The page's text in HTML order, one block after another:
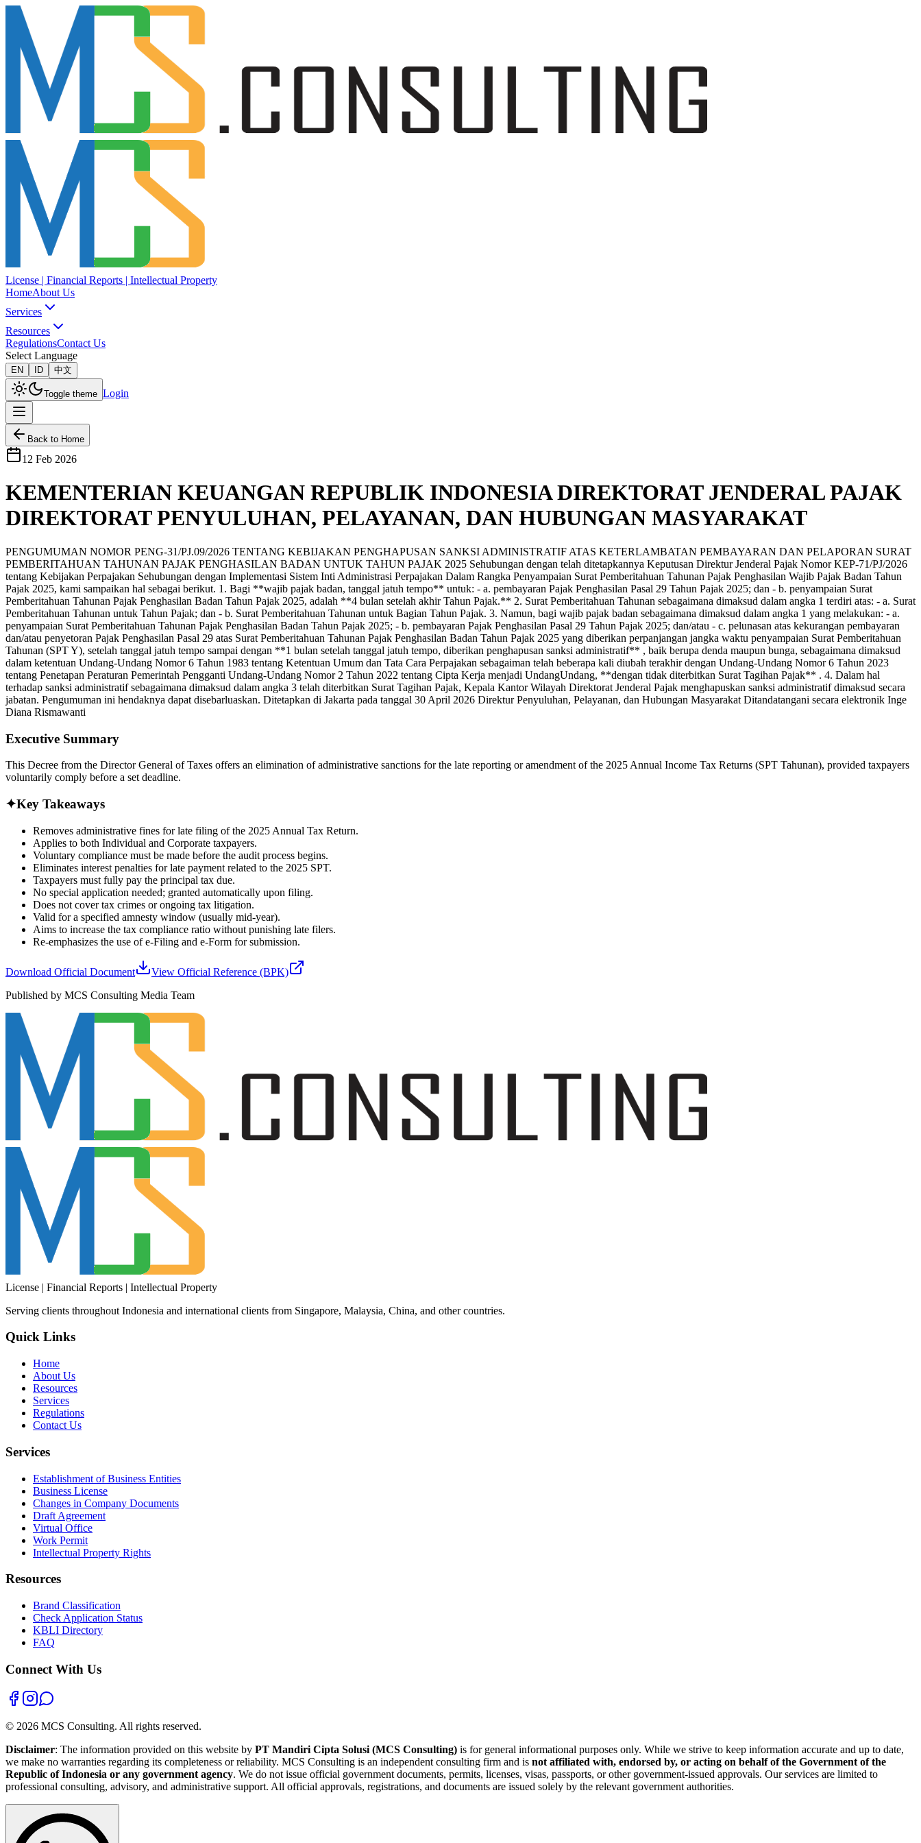
License | Financial Reports | Intellectual Property
HomeAbout Us
Services
Resources
RegulationsContact Us
Select Language
EN ID 中文
Toggle theme Login
Back to Home
12 Feb 2026
KEMENTERIAN KEUANGAN REPUBLIK INDONESIA DIREKTORAT JENDERAL PAJAK
DIREKTORAT PENYULUHAN, PELAYANAN, DAN HUBUNGAN MASYARAKAT
PENGUMUMAN NOMOR PENG-31/PJ.09/2026 TENTANG KEBIJAKAN PENGHAPUSAN SANKSI ADMINISTRATIF ATAS KETERLAMBATAN PEMBAYARAN DAN PELAPORAN SURAT
PEMBERITAHUAN TAHUNAN PAJAK PENGHASILAN BADAN UNTUK TAHUN PAJAK 2025 Sehubungan dengan telah ditetapkannya Keputusan Direktur Jenderal Pajak Nomor KEP-71/PJ/2026
tentang Kebijakan Perpajakan Sehubungan dengan Implementasi Sistem Inti Administrasi Perpajakan Dalam Rangka Penyampaian Surat Pemberitahuan Tahunan Pajak Penghasilan Wajib Pajak Badan Tahun
Pajak 2025, kami sampaikan hal sebagai berikut. 1. Bagi **wajib pajak badan, tanggal jatuh tempo** untuk: - a. pembayaran Pajak Penghasilan Pasal 29 Tahun Pajak 2025; dan - b. penyampaian Surat
Pemberitahuan Tahunan Pajak Penghasilan Badan Tahun Pajak 2025, adalah **4 bulan setelah akhir Tahun Pajak.** 2. Surat Pemberitahuan Tahunan sebagaimana dimaksud dalam angka 1 terdiri atas: - a. Surat
Pemberitahuan Tahunan untuk Tahun Pajak; dan - b. Surat Pemberitahuan Tahunan untuk Bagian Tahun Pajak. 3. Namun, bagi wajib pajak badan sebagaimana dimaksud dalam angka 1 yang melakukan: - a.
penyampaian Surat Pemberitahuan Tahunan Pajak Penghasilan Badan Tahun Pajak 2025; - b. pembayaran Pajak Penghasilan Pasal 29 Tahun Pajak 2025; dan/atau - c. pelunasan atas kekurangan pembayaran
dan/atau penyetoran Pajak Penghasilan Pasal 29 atas Surat Pemberitahuan Tahunan Pajak Penghasilan Badan Tahun Pajak 2025 yang diberikan perpanjangan jangka waktu penyampaian Surat Pemberitahuan
Tahunan (SPT Y), setelah tanggal jatuh tempo sampai dengan **1 bulan setelah tanggal jatuh tempo, diberikan penghapusan sanksi administratif** , baik berupa denda maupun bunga, sebagaimana dimaksud
dalam ketentuan Undang-Undang Nomor 6 Tahun 1983 tentang Ketentuan Umum dan Tata Cara Perpajakan sebagaiman telah beberapa kali diubah terakhir dengan Undang-Undang Nomor 6 Tahun 2023
tentang Penetapan Peraturan Pemerintah Pengganti Undang-Undang Nomor 2 Tahun 2022 tentang Cipta Kerja menjadi UndangUndang, **dengan tidak diterbitkan Surat Tagihan Pajak** . 4. Dalam hal
terhadap sanksi administratif sebagaimana dimaksud dalam angka 3 telah diterbitkan Surat Tagihan Pajak, Kepala Kantor Wilayah Direktorat Jenderal Pajak menghapuskan sanksi administratif dimaksud secara
jabatan. Pengumuman ini hendaknya dapat disebarluaskan. Ditetapkan di Jakarta pada tanggal 30 April 2026 Direktur Penyuluhan, Pelayanan, dan Hubungan Masyarakat Ditandatangani secara elektronik Inge
Diana Rismawanti
Executive Summary
This Decree from the Director General of Taxes offers an elimination of administrative sanctions for the late reporting or amendment of the 2025 Annual Income Tax Returns (SPT Tahunan), provided taxpayers
voluntarily comply before a set deadline.
✦Key Takeaways
Removes administrative fines for late filing of the 2025 Annual Tax Return.
Applies to both Individual and Corporate taxpayers.
Voluntary compliance must be made before the audit process begins.
Eliminates interest penalties for late payment related to the 2025 SPT.
Taxpayers must fully pay the principal tax due.
No special application needed; granted automatically upon filing.
Does not cover tax crimes or ongoing tax litigation.
Valid for a specified amnesty window (usually mid-year).
Aims to increase the tax compliance ratio without punishing late filers.
Re-emphasizes the use of e-Filing and e-Form for submission.
Download Official Document
View Official Reference (BPK)
Published by MCS Consulting Media Team
License | Financial Reports | Intellectual Property
Serving clients throughout Indonesia and international clients from Singapore, Malaysia, China, and other countries.
Quick Links
Home
About Us
Resources
Services
Regulations
Contact Us
Services
Establishment of Business Entities
Business License
Changes in Company Documents
Draft Agreement
Virtual Office
Work Permit
Intellectual Property Rights
Resources
Brand Classification
Check Application Status
KBLI Directory
FAQ
Connect With Us
© 2026 MCS Consulting. All rights reserved.
Disclaimer: The information provided on this website by PT Mandiri Cipta Solusi (MCS Consulting) is for general informational purposes only. While we strive to keep information accurate and up to date,
we make no warranties regarding its completeness or reliability. MCS Consulting is an independent consulting firm and is not affiliated with, endorsed by, or acting on behalf of the Government of the
Republic of Indonesia or any government agency. We do not issue official government documents, permits, licenses, visas, passports, or other government-issued approvals. Our services are limited to
professional consulting, advisory, and administrative support. All official approvals, registrations, and documents are issued solely by the relevant government authorities.